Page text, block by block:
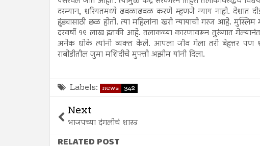
दरम्यान, शरियतमध्ये ढवळाढवळ करणे म्हणजे न्याय नाही. देशात
हुंड्यासाठी छळ होतो. त्या महिलांना खरी न्यायाची गरज आहे. मुस्लिम
दरवर्षी १९ लाख इतकी आहे. तलाकच्या कारणावरून तुरुंगात
अनेक धोके त्यांनी व्यक्त केले. आपला जीव गेला तरी बेहत्तर पण
राबोडीतील जुमा मशिदीचे मुफ्ती अझीम यांनी दिला.
Labels: news 342
Next
भाजपच्या दंगलीचं शास्त्र
RELATED POST